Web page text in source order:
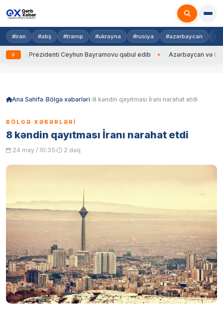
#iran #abş #tramp #ukrayna #rusiya #azərbaycan
Prezidenti Ceyhun Bayramovu qəbul edib Azərbaycan və
Ana Səhifə Bölgə xəbərləri 8 kəndin qayıtması İranı narahat etdi
BÖLGƏ XƏBƏRLƏRI
8 kəndin qayıtması İranı narahat etdi
24 may / 10:35 2 dəq